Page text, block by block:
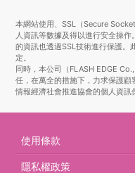
本網站使用、SSL（Secure
人資訊等數據及得以進行安全操
的資訊也透過SSL技術進行保護。
定。
同時，本公司（FLASH EDGE
任，在萬全的措施下，力求保護
情報經濟社會推進協會的個人資訊
使用條款
隱私權政策